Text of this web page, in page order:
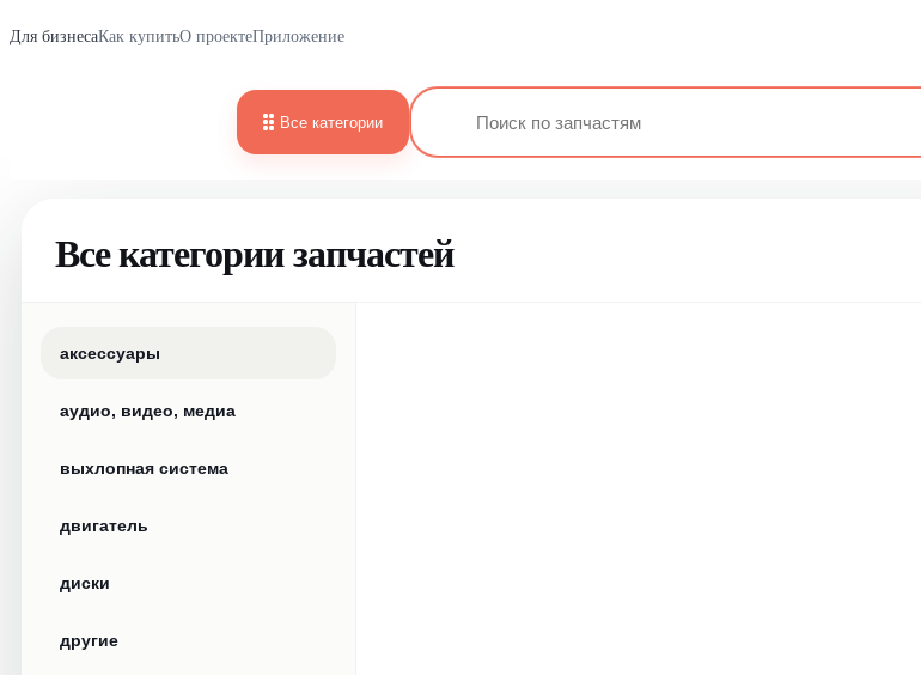
Для бизнесаКак купитьО проектеПриложение
Все категории
Все категории запчастей
аксессуары
аудио, видео, медиа
выхлопная система
двигатель
диски
другие